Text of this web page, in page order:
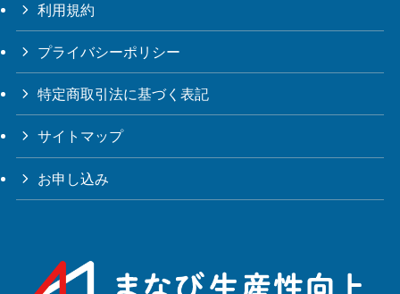
利用規約
プライバシーポリシー
特定商取引法に基づく表記
サイトマップ
お申し込み